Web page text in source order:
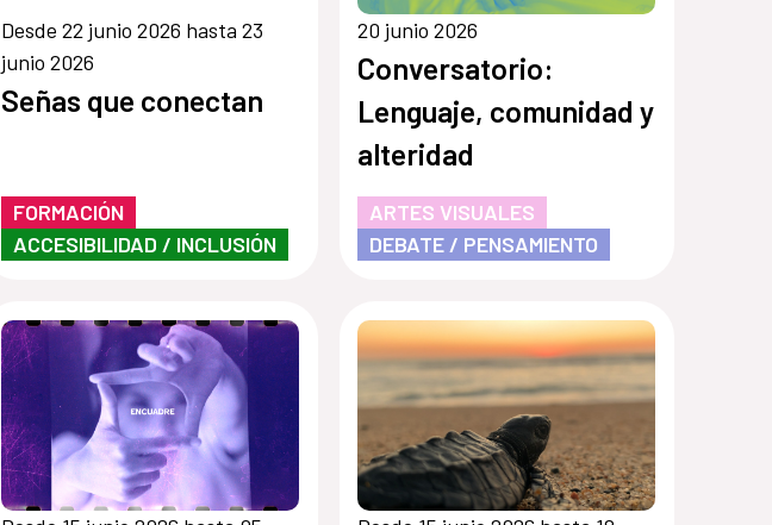
Desde 22 junio 2026 hasta 23
junio 2026
Señas que conectan
FORMACIÓN
ACCESIBILIDAD / INCLUSIÓN
20 junio 2026
Conversatorio:
Lenguaje, comunidad y
alteridad
ARTES VISUALES
DEBATE / PENSAMIENTO